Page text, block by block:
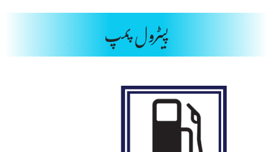
پیٹرول پمپ